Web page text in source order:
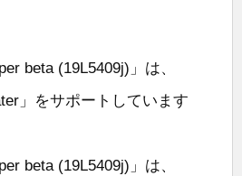
beta (19L5409j)」は、
」をサポートしています
beta (19L5409j)」は、